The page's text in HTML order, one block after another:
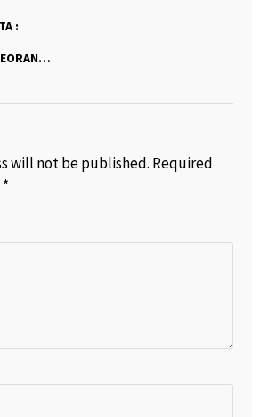
:
will not be published. Required
*